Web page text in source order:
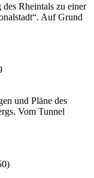
Rheintals zu einer
Auf Grund
und Pläne des
Vom Tunnel